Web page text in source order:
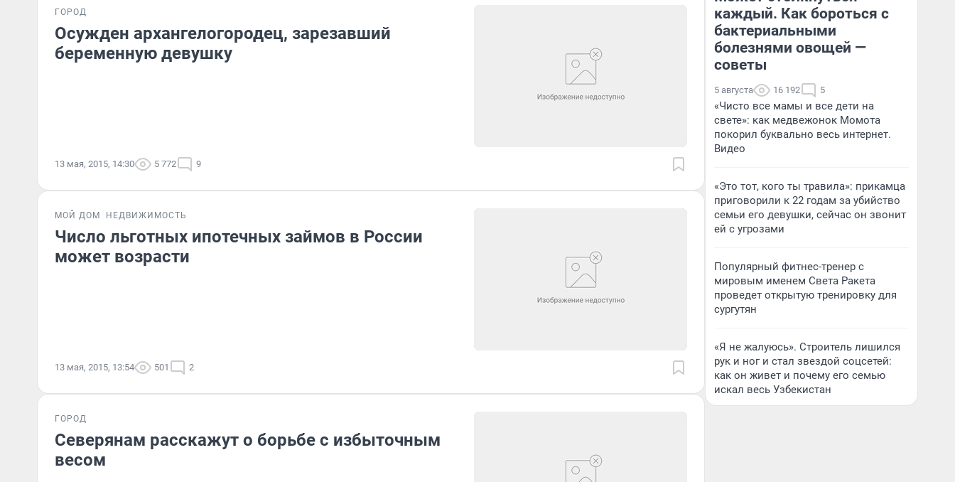
ГОРОД
Осужден архангелогородец, зарезавший
беременную девушку
13 мая, 2015, 14:30 5 772 9
МОЙ ДОМ НЕДВИЖИМОСТЬ
Число льготных ипотечных займов в России
может возрасти
13 мая, 2015, 13:54 501 2
ГОРОД
Северянам расскажут о борьбе с избыточным
весом
каждый. Как бороться с
бактериальными
болезнями овощей —
советы
5 августа 16 192 5
«Чисто все мамы и все дети на
свете»: как медвежонок Момота
покорил буквально весь интернет.
Видео
«Это тот, кого ты травила»: прикамца
приговорили к 22 годам за убийство
семьи его девушки, сейчас он звонит
ей с угрозами
Популярный фитнес-тренер с
мировым именем Света Ракета
проведет открытую тренировку для
сургутян
«Я не жалуюсь». Строитель лишился
рук и ног и стал звездой соцсетей:
как он живет и почему его семью
искал весь Узбекистан